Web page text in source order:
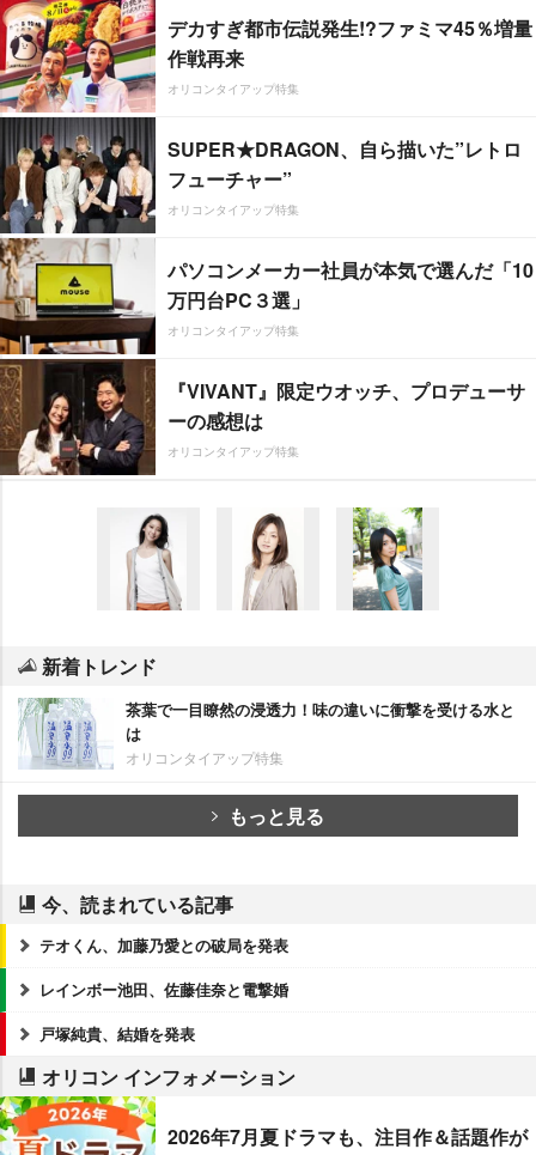
デカすぎ都市伝説発生!?ファミマ45％増量
作戦再来
オリコンタイアップ特集
SUPER★DRAGON、自ら描いた”レトロ
フューチャー”
オリコンタイアップ特集
パソコンメーカー社員が本気で選んだ「10
万円台PC３選」
オリコンタイアップ特集
『VIVANT』限定ウオッチ、プロデューサ
ーの感想は
オリコンタイアップ特集
新着トレンド
茶葉で一目瞭然の浸透力！味の違いに衝撃を受ける水と
は
オリコンタイアップ特集
もっと見る
今、読まれている記事
テオくん、加藤乃愛との破局を発表
レインボー池田、佐藤佳奈と電撃婚
戸塚純貴、結婚を発表
オリコン インフォメーション
2026年7月夏ドラマも、注目作＆話題作が